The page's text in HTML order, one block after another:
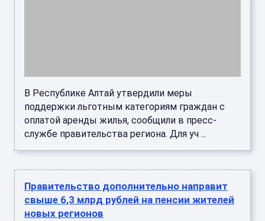
оплатой аренды жилья, сообщили в пресс-
службе правительства региона. Для уч ...
свыше 6,3 млрд рублей на пенсии жителей
новых регионов